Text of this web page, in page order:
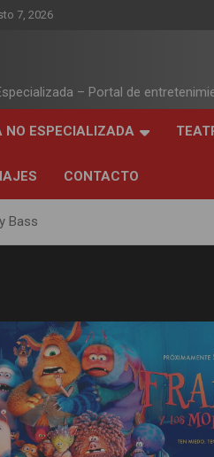
7, 2026
– Portal de
NO ESPECIALIZADA
CONTACTO
Bass